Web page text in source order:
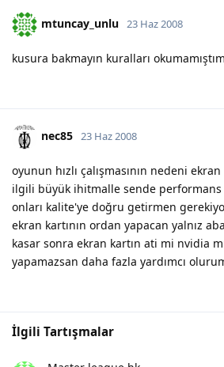
mtuncay_unlu 23 Haz 2008
kusura bakmayın kuralları
nec85 23 Haz 2008
oyunun hızlı çalışmasının nedeni
ilgili büyük ihitmalle sende performans
onları kalite'ye doğru getirmen
ekran kartının ordan yapacan yalnız
kasar sonra ekran kartın ati mi nvidia
yapamazsan daha fazla yardımcı
İlgili Tartışmalar